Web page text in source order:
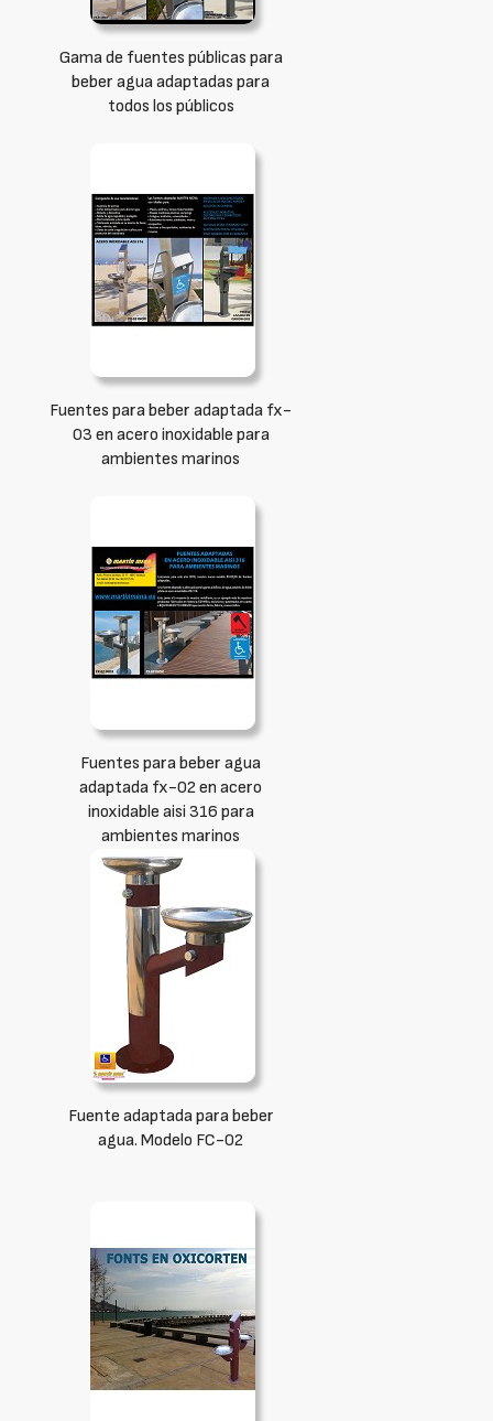
Gama de fuentes públicas para
beber agua adaptadas para
todos los públicos
Fuentes para beber adaptada fx-
03 en acero inoxidable para
ambientes marinos
Fuentes para beber agua
adaptada fx-02 en acero
inoxidable aisi 316 para
ambientes marinos
Fuente adaptada para beber
agua. Modelo FC-02